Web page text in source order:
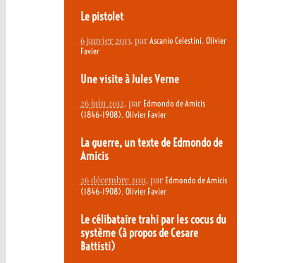
Le pistolet
6 janvier 2013, par Ascanio Celestini, Olivier
Favier
Une visite à Jules Verne
26 juin 2012, par Edmondo de Amicis
(1846-1908), Olivier Favier
La guerre, un texte de Edmondo de
Amicis
26 décembre 2011, par Edmondo de Amicis
(1846-1908), Olivier Favier
Le célibataire trahi par les cocus du
système (à propos de Cesare
Battisti)